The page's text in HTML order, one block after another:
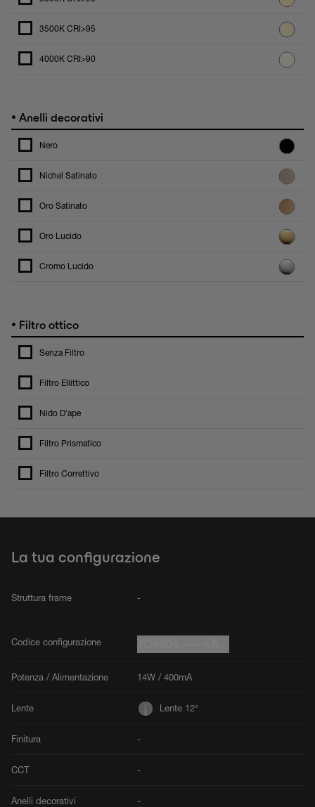
3500K CRI>95
4000K CRI>90
• Anelli decorativi
Nero
Nichel Satinato
Oro Satinato
Oro Lucido
Cromo Lucido
• Filtro ottico
Senza Filtro
Filtro Ellittico
Nido D'ape
Filtro Prismatico
Filtro Correttivo
La tua configurazione
Struttura frame -
Codice configurazione
Potenza / Alimentazione 14W / 400mA
Lente Lente 12°
Finitura -
CCT -
Anelli decorativi -